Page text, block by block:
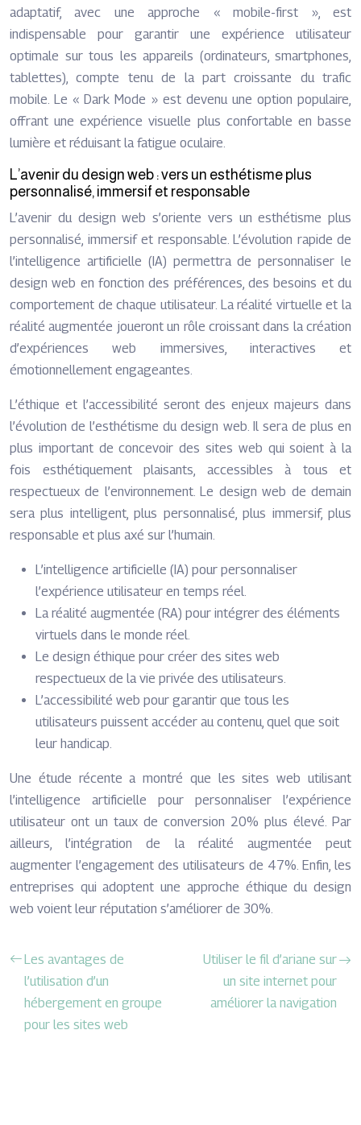
adaptatif, avec une approche « mobile-first », est
indispensable pour garantir une expérience utilisateur
optimale sur tous les appareils (ordinateurs, smartphones,
tablettes), compte tenu de la part croissante du trafic
mobile. Le « Dark Mode » est devenu une option populaire,
offrant une expérience visuelle plus confortable en basse
lumière et réduisant la fatigue oculaire.
L’avenir du design web : vers un esthétisme plus
personnalisé, immersif et responsable
L’avenir du design web s’oriente vers un esthétisme plus
personnalisé, immersif et responsable. L’évolution rapide de
l’intelligence artificielle (IA) permettra de personnaliser le
design web en fonction des préférences, des besoins et du
comportement de chaque utilisateur. La réalité virtuelle et la
réalité augmentée joueront un rôle croissant dans la création
d’expériences web immersives, interactives et
émotionnellement engageantes.
L’éthique et l’accessibilité seront des enjeux majeurs dans
l’évolution de l’esthétisme du design web. Il sera de plus en
plus important de concevoir des sites web qui soient à la
fois esthétiquement plaisants, accessibles à tous et
respectueux de l’environnement. Le design web de demain
sera plus intelligent, plus personnalisé, plus immersif, plus
responsable et plus axé sur l’humain.
L’intelligence artificielle (IA) pour personnaliser
l’expérience utilisateur en temps réel.
La réalité augmentée (RA) pour intégrer des éléments
virtuels dans le monde réel.
Le design éthique pour créer des sites web
respectueux de la vie privée des utilisateurs.
L’accessibilité web pour garantir que tous les
utilisateurs puissent accéder au contenu, quel que soit
leur handicap.
Une étude récente a montré que les sites web utilisant
l’intelligence artificielle pour personnaliser l’expérience
utilisateur ont un taux de conversion 20% plus élevé. Par
ailleurs, l’intégration de la réalité augmentée peut
augmenter l’engagement des utilisateurs de 47%. Enfin, les
entreprises qui adoptent une approche éthique du design
web voient leur réputation s’améliorer de 30%.
Les avantages de
l’utilisation d’un
hébergement en groupe
pour les sites web
Utiliser le fil d’ariane sur
un site internet pour
améliorer la navigation